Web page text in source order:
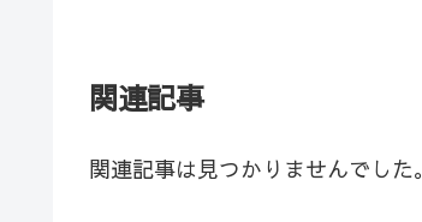
関連記事
関連記事は見つかりませんでした。